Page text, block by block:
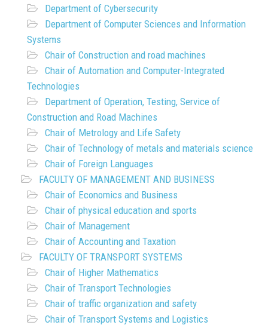
Department of Cybersecurity
Department of Computer Sciences and Information
Systems
Chair of Construction and road machines
Chair of Automation and Computer-Integrated
Technologies
Department of Operation, Testing, Service of
Construction and Road Machines
Chair of Metrology and Life Safety
Chair of Technology of metals and materials science
Chair of Foreign Languages
FACULTY OF MANAGEMENT AND BUSINESS
Chair of Economics and Business
Chair of physical education and sports
Chair of Management
Chair of Accounting and Taxation
FACULTY OF TRANSPORT SYSTEMS
Chair of Higher Mathematics
Chair of Transport Technologies
Chair of traffic organization and safety
Chair of Transport Systems and Logistics